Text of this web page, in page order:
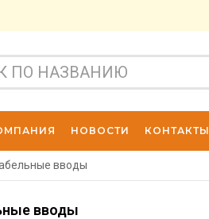
НОВОСТИ КОНТАКТЫ
вводы
вводы